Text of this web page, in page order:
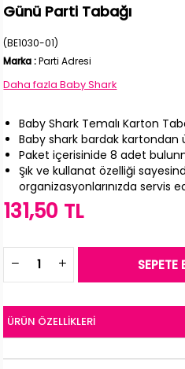
Günü Parti Tabağı
(BE1030-01)
Marka : Parti Adresi
Daha fazlaBaby Shark
Baby Shark Temalı Karton
Baby shark bardak kartondan
Paket içerisinide 8 adet
Şık ve kullanat özelliği
organizasyonlarınızda servis
131,50 TL
ÜRÜN ÖZELLIKLERI